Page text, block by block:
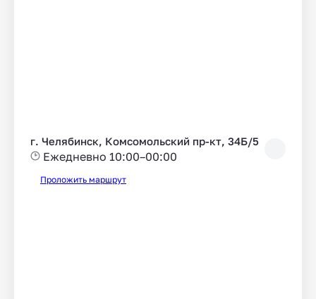
г. Челябинск, Комсомольский пр-кт, 34Б/5
Ежедневно 10:00–00:00
Проложить маршрут